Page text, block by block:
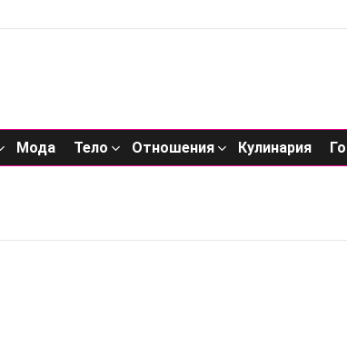
Мода Тело Отношения Кулинария